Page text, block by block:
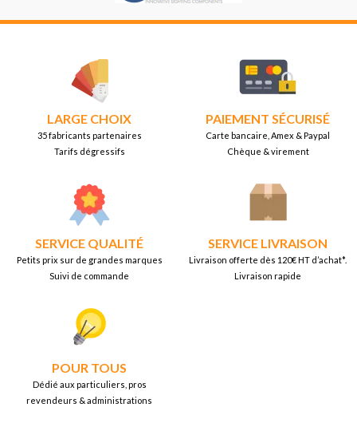
LARGE CHOIX
35 fabricants partenaires
Tarifs dégressifs
PAIEMENT SÉCURISÉ
Carte bancaire, Amex & Paypal
Chèque & virement
SERVICE QUALITÉ
Petits prix sur de grandes marques
Suivi de commande
SERVICE LIVRAISON
Livraison offerte dès 120€ HT d’achat*.
Livraison rapide
POUR TOUS
Dédié aux particuliers, pros
revendeurs & administrations